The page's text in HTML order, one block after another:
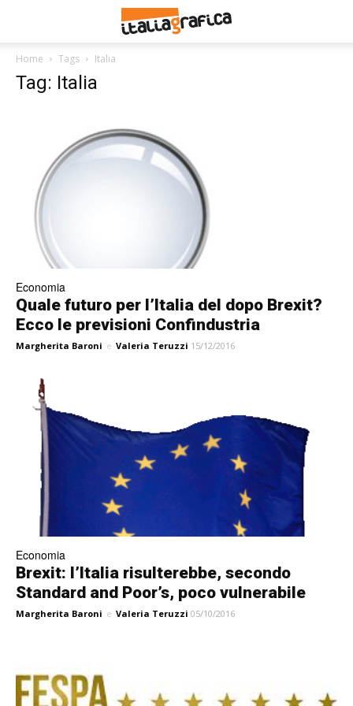
Home Tags Italia
Tag: Italia
Economia
Quale futuro per l’Italia del dopo Brexit?
Ecco le previsioni Confindustria
Margherita Baroni e Valeria Teruzzi 15/12/2016
Economia
Brexit: l’Italia risulterebbe, secondo
Standard and Poor’s, poco vulnerabile
Margherita Baroni e Valeria Teruzzi 05/10/2016